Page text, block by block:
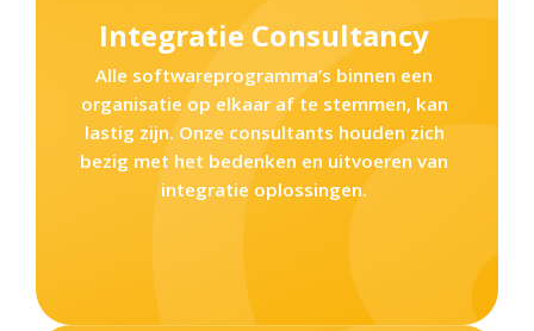
Integratie Consultancy
Alle softwareprogramma’s binnen een
organisatie op elkaar af te stemmen, kan
lastig zijn. Onze consultants houden zich
bezig met het bedenken en uitvoeren van
integratie oplossingen.